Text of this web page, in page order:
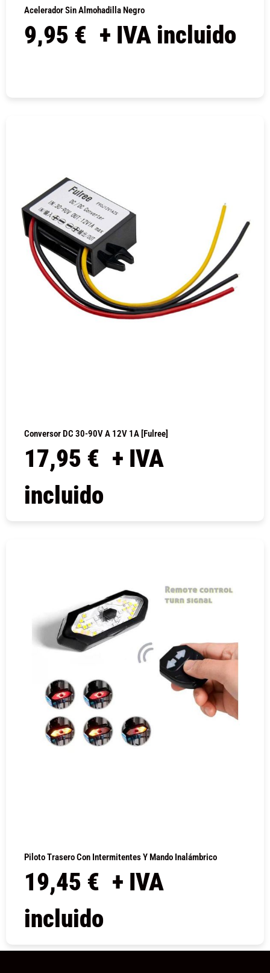
Acelerador Sin Almohadilla Negro
9,95 € + IVA incluido
Conversor DC 30-90V A 12V 1A [Fulree]
17,95 € + IVA
incluido
Piloto Trasero Con Intermitentes Y Mando Inalámbrico
19,45 € + IVA
incluido